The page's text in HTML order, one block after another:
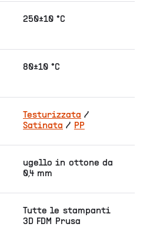
250±10 °C
80±10 °C
Testurizzata /
Satinata / PP
ugello in ottone da
0,4 mm
Tutte le stampanti
3D FDM Prusa